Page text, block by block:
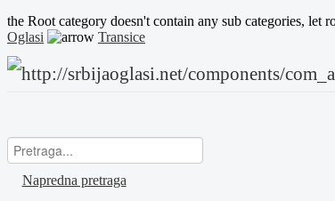
the Root category doesn't contain any sub categories, let
Oglasi
Transice
Napredna pretraga